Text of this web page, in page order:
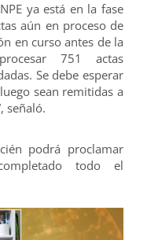
ya está en la fase
aún en proceso de
en curso antes de la
751 actas
Se debe esperar
sean remitidas a
señaló.
podrá proclamar
todo el